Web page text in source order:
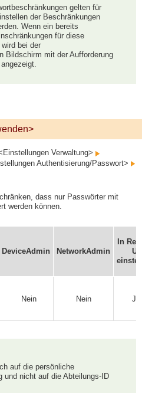
gelten für
der Beschränkungen
Wenn ein bereits
für diese
bei der
Bildschirm mit der Aufforderung
Verwaltung>
Authentisierung/Passwort>
dass nur Passwörter mit
werden können.
DeviceAdmin NetworkAdmin
In
UI
Nein Nein Ja
auf die persönliche
und nicht auf die Abteilungs-ID